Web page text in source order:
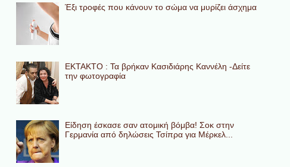
Έξι τροφές που κάνουν το σώμα να μυρίζει άσχημα
ΕΚΤΑΚΤΟ : Τα βρήκαν Κασιδιάρης Καννέλη -Δείτε
την φωτογραφία
Eίδηση έσκασε σαν ατομική βόμβα! Σοκ στην
Γερμανία από δηλώσεις Τσίπρα για Μέρκελ...